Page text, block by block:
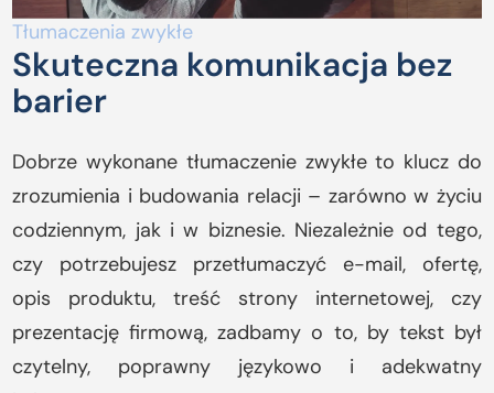
Tłumaczenia zwykłe
Skuteczna komunikacja bez
barier
Dobrze wykonane tłumaczenie zwykłe to klucz do
zrozumienia i budowania relacji – zarówno w życiu
codziennym, jak i w biznesie. Niezależnie od tego,
czy potrzebujesz przetłumaczyć e-mail, ofertę,
opis produktu, treść strony internetowej, czy
prezentację firmową, zadbamy o to, by tekst był
czytelny, poprawny językowo i adekwatny